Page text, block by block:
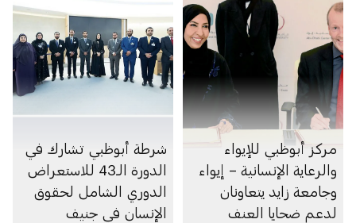
مركز أبوظبي للإيواء
والرعاية الإنسانية – إيواء
وجامعة زايد يتعاونان
لدعم ضحايا العنف
شرطة أبوظبي تشارك في
الدورة الـ43 للاستعراض
الدوري الشامل لحقوق
الإنسان في جنيف